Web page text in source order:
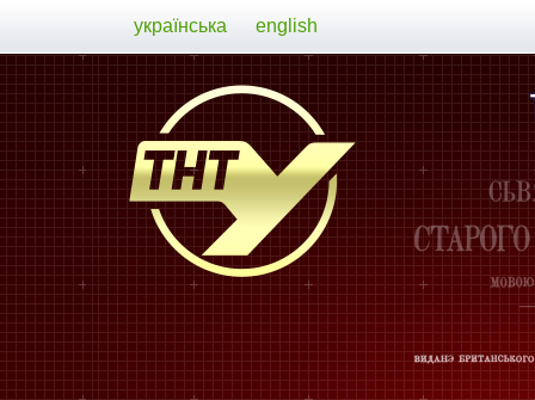
українська english